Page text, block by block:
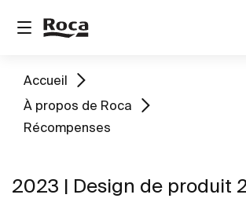
Accueil
À propos de Roca
Récompenses
2023 | Design de produit